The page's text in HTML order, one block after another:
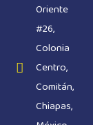
Oriente
#26,
Colonia
Centro,
Comitán,
Chiapas,